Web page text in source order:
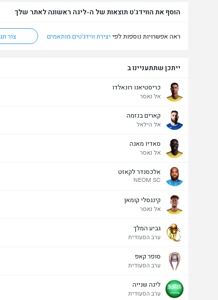
הוסף את הווידג'ט תוצאות של ה-ליגה ראשונה לאתר שלך
ראה אפשרויות נוספות לפי יצירת ווידג'טים מותאמים צור תג HTML
ייתכן שתתעניינו ב
כריסטיאנו רונאלדו
אל נאסר
קארים בנזמה
אל הילאל
סאדיו מאנה
אל נאסר
אלכסנדר לקאזט
NEOM SC
קינגסלי קומאן
אל נאסר
גביע המלך
ערב הסעודית
סופר קאפ
ערב הסעודית
ליגה שנייה
ערב הסעודית